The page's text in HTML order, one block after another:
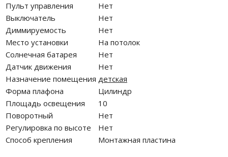
Пульт управления
Нет
Выключатель
Нет
Диммируемость
Нет
Место установки
На потолок
Солнечная батарея
Нет
Датчик движения
Нет
Назначение помещения детская
Форма плафона
Цилиндр
Площадь освещения
10
Поворотный
Нет
Регулировка по высоте
Нет
Способ крепления
Монтажная пластина